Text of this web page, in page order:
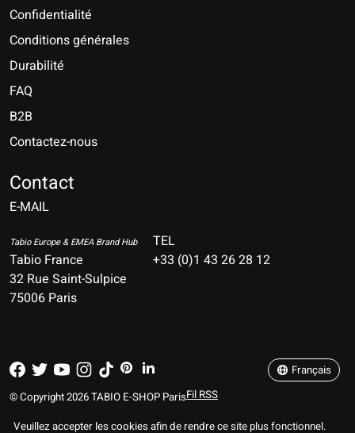
Confidentialité
Conditions générales
Durabilité
FAQ
B2B
Contactez-nous
Contact
E-MAIL
Tabio Europe & EMEA Brand Hub
Tabio France
32 Rue Saint-Sulpice
75006 Paris
TEL
+33 (0)1 43 26 28 12
© Copyright 2026 TABIO E-SHOP ParisFil RSS
Français
Español
Veuillez accepter les cookies afin de rendre ce site plus fonctionnel.